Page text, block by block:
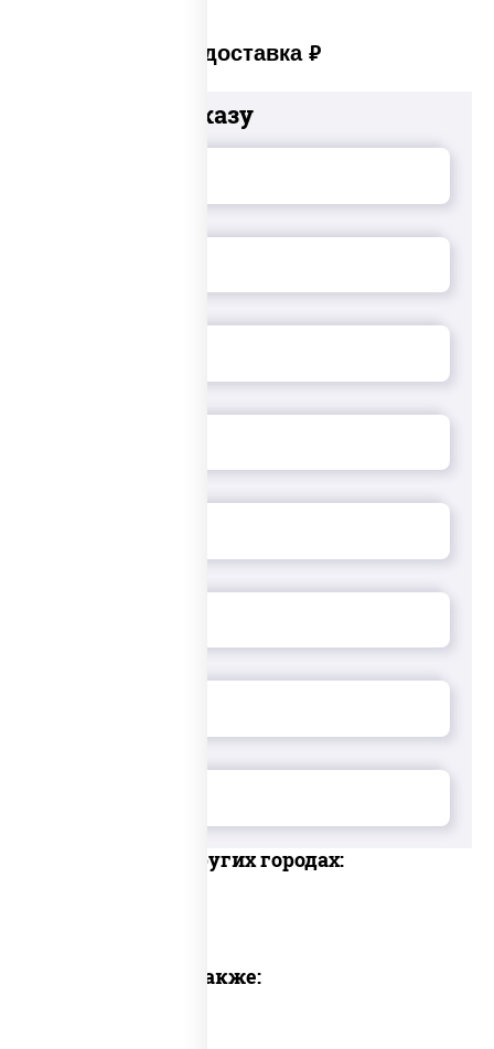
Платная доставка руб
Добавьте к заказу
Доставка в других городах:
Предлагаем также: